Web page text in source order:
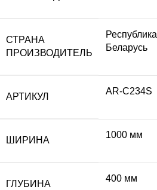
СТРАНА
ПРОИЗВОДИТЕЛЬ
Республика
Беларусь
АРТИКУЛ
AR-C234S
ШИРИНА
1000 мм
ГЛУБИНА
400 мм